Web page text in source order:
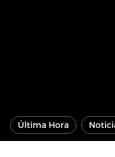
Última Hora